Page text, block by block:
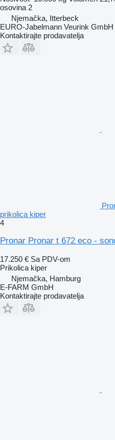
osovina 2
Njemačka, Itterbeck
EURO-Jabelmann Veurink GmbH
Kontaktirajte prodavatelja
prikolica kiper
4
Pronar Pronar t 672 eco -
17.250 € Sa PDV-om
Prikolica kiper
Njemačka, Hamburg
E-FARM GmbH
Kontaktirajte prodavatelja